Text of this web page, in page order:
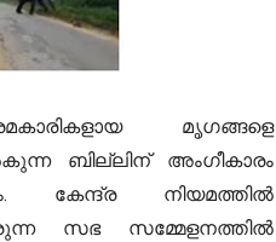
മൃഗങ്ങളെ
ബില്ലിന് അം​ഗീകാരം
കേന്ദ്ര നിയമത്തിൽ
സഭ സമ്മേളനത്തിൽ